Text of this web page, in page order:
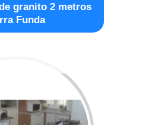
granito 2 metros
Funda